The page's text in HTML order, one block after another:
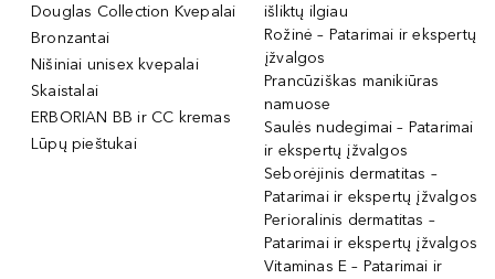
Douglas Collection Kvepalai
Bronzantai
Nišiniai unisex kvepalai
Skaistalai
ERBORIAN BB ir CC kremas
Lūpų pieštukai
išliktų ilgiau
Rožinė – Patarimai ir ekspertų
įžvalgos
Prancūziškas manikiūras
namuose
Saulės nudegimai – Patarimai
ir ekspertų įžvalgos
Seborėjinis dermatitas –
Patarimai ir ekspertų įžvalgos
Perioralinis dermatitas –
Patarimai ir ekspertų įžvalgos
Vitaminas E – Patarimai ir